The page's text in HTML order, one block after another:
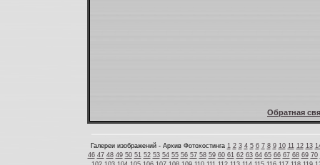
Обратная
Галереи изображений - Архив Фотохостинга 1 2 3 4 5 6 7 8 9 10 11 12 13
46 47 48 49 50 51 52 53 54 55 56 57 58 59 60 61 62 63 64 65 66 67 68 69 70